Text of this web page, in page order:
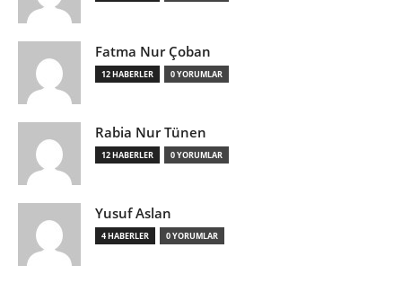
Fatma Nur Çoban
12 HABERLER 0 YORUMLAR
Rabia Nur Tünen
12 HABERLER 0 YORUMLAR
Yusuf Aslan
4 HABERLER 0 YORUMLAR